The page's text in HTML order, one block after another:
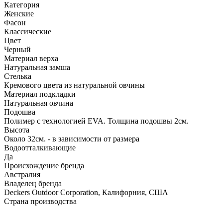
Категория
Женские
Фасон
Классические
Цвет
Черный
Материал верха
Натуральная замша
Стелька
Кремового цвета из натуральной овчины
Материал подкладки
Натуральная овчина
Подошва
Полимер с технологией EVA. Толщина подошвы 2см.
Высота
Около 32см. - в зависимости от размера
Водоотталкивающие
Да
Происхождение бренда
Австралия
Владелец бренда
Deckers Outdoor Corporation, Калифорния, США
Страна производства